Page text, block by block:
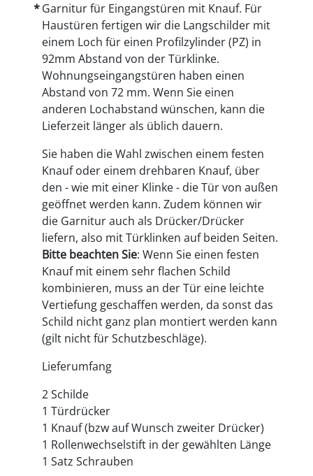
Garnitur für Eingangstüren mit Knauf. Für
Haustüren fertigen wir die Langschilder mit
einem Loch für einen Profilzylinder (PZ) in
92mm Abstand von der Türklinke.
Wohnungseingangstüren haben einen
Abstand von 72 mm. Wenn Sie einen
anderen Lochabstand wünschen, kann die
Lieferzeit länger als üblich dauern.
Sie haben die Wahl zwischen einem festen
Knauf oder einem drehbaren Knauf, über
den - wie mit einer Klinke - die Tür von außen
geöffnet werden kann. Zudem können wir
die Garnitur auch als Drücker/Drücker
liefern, also mit Türklinken auf beiden Seiten.
Bitte beachten Sie: Wenn Sie einen festen
Knauf mit einem sehr flachen Schild
kombinieren, muss an der Tür eine leichte
Vertiefung geschaffen werden, da sonst das
Schild nicht ganz plan montiert werden kann
(gilt nicht für Schutzbeschläge).
Lieferumfang
2 Schilde
1 Türdrücker
1 Knauf (bzw auf Wunsch zweiter Drücker)
1 Rollenwechselstift in der gewählten Länge
1 Satz Schrauben